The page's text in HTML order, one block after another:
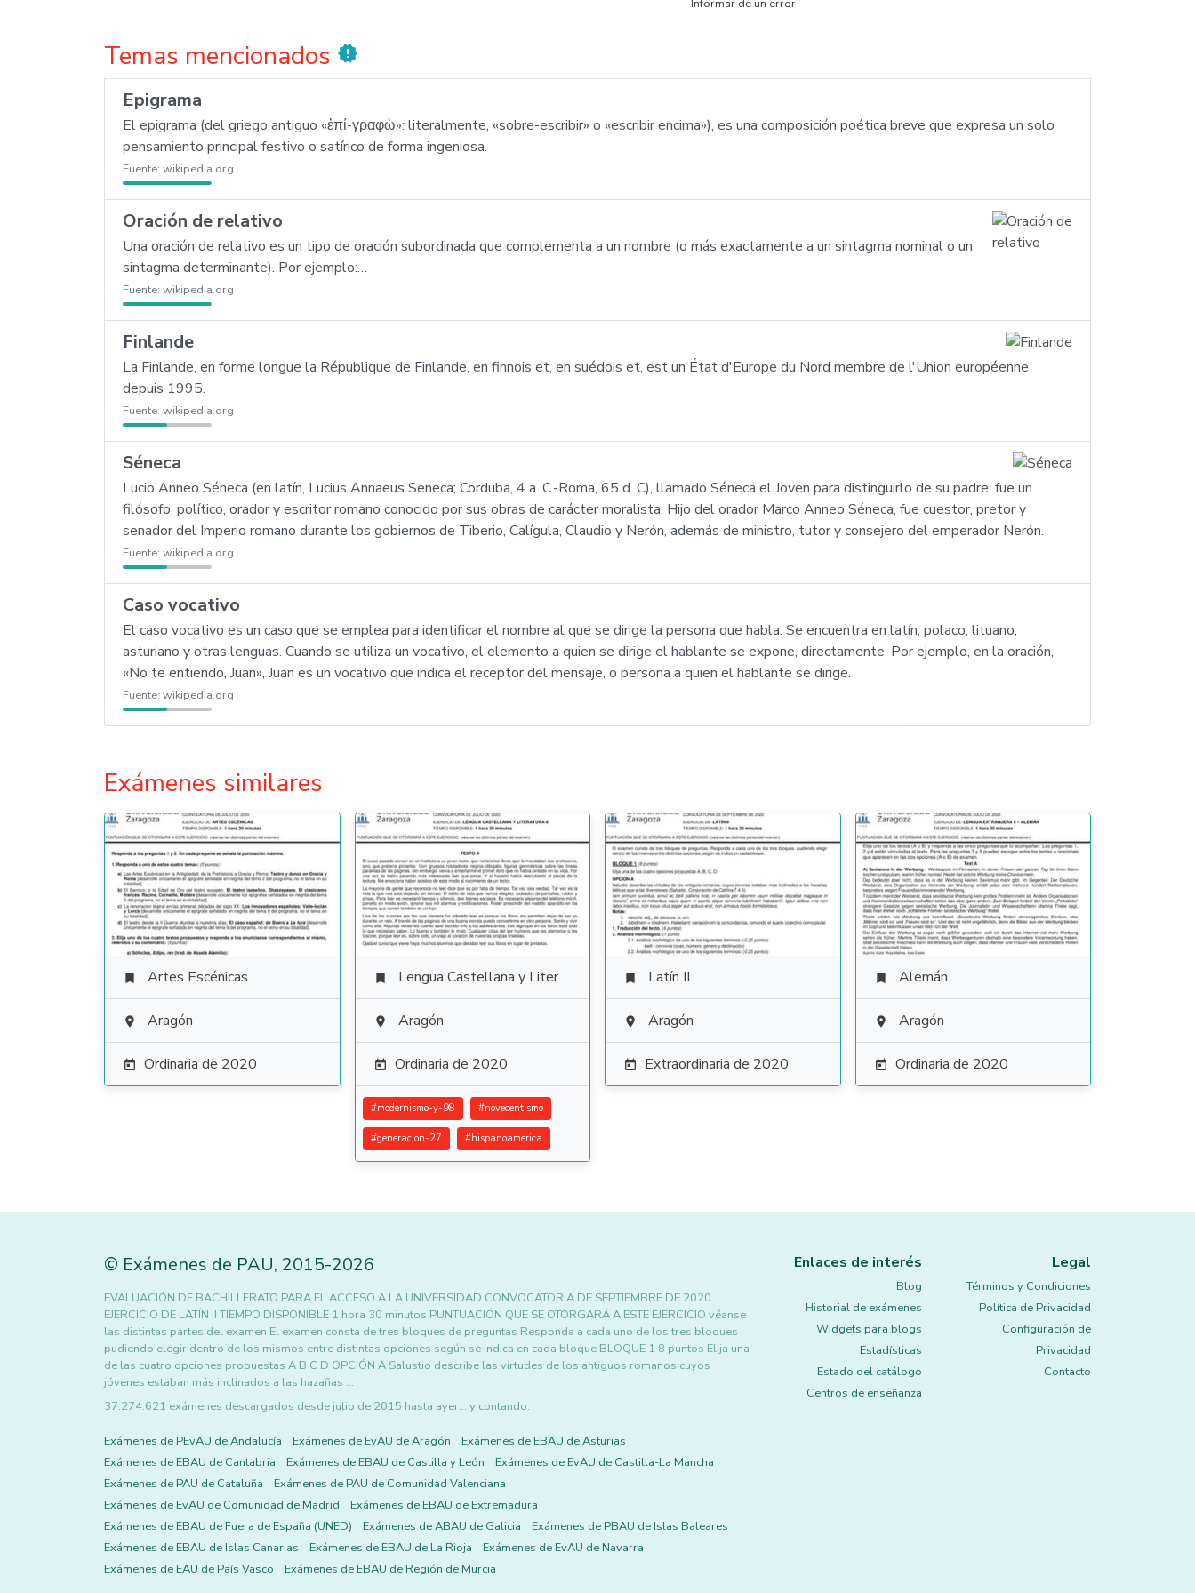
Informar de un error
Temas mencionados new_releases
Epigrama
El epigrama (del griego antiguo «ἐπί-γραφὼ»: literalmente, «sobre-escribir» o «escribir encima»), es una composición poética breve que expresa un solo
pensamiento principal festivo o satírico de forma ingeniosa.
Fuente: wikipedia.org
Oración de relativo
Una oración de relativo es un tipo de oración subordinada que complementa a un nombre (o más exactamente a un sintagma nominal o un
sintagma determinante). Por ejemplo:…
Fuente: wikipedia.org
Finlande
La Finlande, en forme longue la République de Finlande, en finnois et, en suédois et, est un État d'Europe du Nord membre de l'Union européenne
depuis 1995.
Fuente: wikipedia.org
Séneca
Lucio Anneo Séneca (en latín, Lucius Annaeus Seneca; Corduba, 4 a. C.-Roma, 65 d. C), llamado Séneca el Joven para distinguirlo de su padre, fue un
filósofo, político, orador y escritor romano conocido por sus obras de carácter moralista. Hijo del orador Marco Anneo Séneca, fue cuestor, pretor y
senador del Imperio romano durante los gobiernos de Tiberio, Calígula, Claudio y Nerón, además de ministro, tutor y consejero del emperador Nerón.
Fuente: wikipedia.org
Caso vocativo
El caso vocativo es un caso que se emplea para identificar el nombre al que se dirige la persona que habla. Se encuentra en latín, polaco, lituano,
asturiano y otras lenguas. Cuando se utiliza un vocativo, el elemento a quien se dirige el hablante se expone, directamente. Por ejemplo, en la oración,
«No te entiendo, Juan», Juan es un vocativo que indica el receptor del mensaje, o persona a quien el hablante se dirige.
Fuente: wikipedia.org
Exámenes similares
 Artes Escénicas
 Aragón
 Ordinaria de 2020
 Lengua Castellana y Literatura
 Aragón
 Ordinaria de 2020
#modernismo-y-98 #novecentismo
#generacion-27 #hispanoamerica
 Latín II
 Aragón
 Extraordinaria de 2020
 Alemán
 Aragón
 Ordinaria de 2020
© Exámenes de PAU, 2015-2026
EVALUACIÓN DE BACHILLERATO PARA EL ACCESO A LA UNIVERSIDAD CONVOCATORIA DE SEPTIEMBRE DE 2020
EJERCICIO DE LATÍN II TIEMPO DISPONIBLE 1 hora 30 minutos PUNTUACIÓN QUE SE OTORGARÁ A ESTE EJERCICIO véanse
las distintas partes del examen El examen consta de tres bloques de preguntas Responda a cada uno de los tres bloques
pudiendo elegir dentro de los mismos entre distintas opciones según se indica en cada bloque BLOQUE 1 8 puntos Elija una
de las cuatro opciones propuestas A B C D OPCIÓN A Salustio describe las virtudes de los antiguos romanos cuyos
jóvenes estaban más inclinados a las hazañas …
37.274.621 exámenes descargados desde julio de 2015 hasta ayer... y contando.
Exámenes de PEvAU de Andalucía Exámenes de EvAU de Aragón
Exámenes de EBAU de Asturias
Exámenes de EBAU de Cantabria
Exámenes de EBAU de Castilla y León
Exámenes de EvAU de Castilla-La Mancha
Exámenes de PAU de Cataluña
Exámenes de PAU de Comunidad Valenciana
Exámenes de EvAU de Comunidad de Madrid
Exámenes de EBAU de Extremadura
Exámenes de EBAU de Fuera de España (UNED)
Exámenes de ABAU de Galicia
Exámenes de PBAU de Islas Baleares
Exámenes de EBAU de Islas Canarias
Exámenes de EBAU de La Rioja
Exámenes de EvAU de Navarra
Exámenes de EAU de País Vasco
Exámenes de EBAU de Región de Murcia
Enlaces de interés
Blog
Historial de exámenes
Widgets para blogs
Estadísticas
Estado del catálogo
Centros de enseñanza
Legal
Términos y Condiciones
Política de Privacidad
Configuración de
Privacidad
Contacto